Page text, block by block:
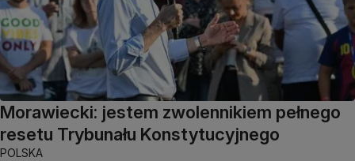
Morawiecki: jestem zwolennikiem pełnego
resetu Trybunału Konstytucyjnego
POLSKA